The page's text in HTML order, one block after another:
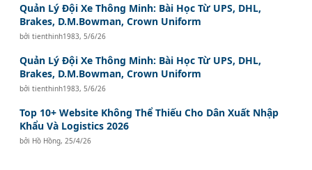
Quản Lý Đội Xe Thông Minh: Bài Học Từ UPS, DHL,
Brakes, D.M.Bowman, Crown Uniform
bởitienthinh1983, 5/6/26
Quản Lý Đội Xe Thông Minh: Bài Học Từ UPS, DHL,
Brakes, D.M.Bowman, Crown Uniform
bởitienthinh1983, 5/6/26
Top 10+ Website Không Thể Thiếu Cho Dân Xuất Nhập
Khẩu Và Logistics 2026
bởi Hồ Hồng, 25/4/26